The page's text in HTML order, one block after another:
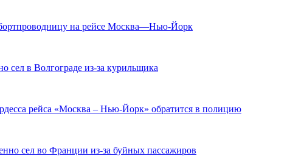
на рейсе Москва—Нью-Йорк
сел в Волгограде из-за курильщика
рейса «Москва – Нью-Йорк» обратится в полицию
сел во Франции из-за буйных пассажиров